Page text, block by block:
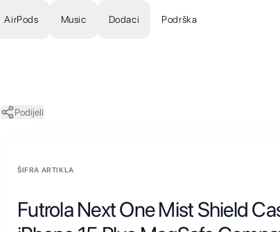
AirPods Music Dodaci Podrška
Podijeli
ŠIFRA ARTIKLA
Futrola Next One Mist Shield